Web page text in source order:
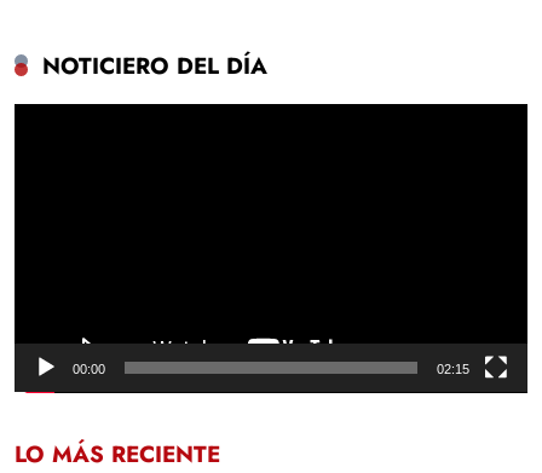
NOTICIERO DEL DÍA
00:00 02:15
LO MÁS RECIENTE